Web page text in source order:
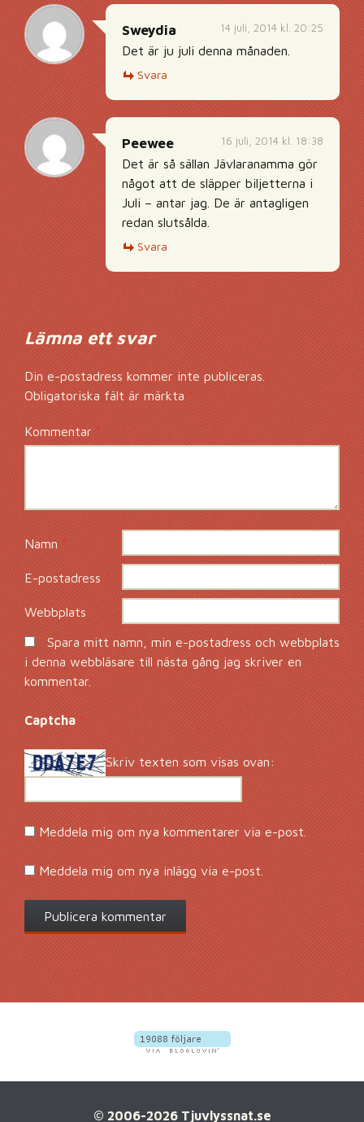
14 juli, 2014 kl. 20:25
Sweydia
Det är ju juli denna månaden.
Svara
16 juli, 2014 kl. 18:38
Peewee
Det är så sällan Jävlaranamma gör
något att de släpper biljetterna i
Juli – antar jag. De är antagligen
redan slutsålda.
Svara
Lämna ett svar
Din e-postadress kommer inte publiceras.
Obligatoriska fält är märkta *
Kommentar*
Namn *
E-postadress*
Webbplats
Spara mitt namn, min e-postadress och webbplats
i denna webbläsare till nästa gång jag skriver en
kommentar.
Captcha*
Skriv texten som visas ovan:
Meddela mig om nya kommentarer via e-post.
Meddela mig om nya inlägg via e-post.
© 2006-2026 Tjuvlyssnat.se